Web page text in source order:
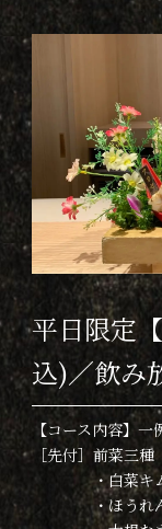
平日限定
込)／飲み
【コース内容】一
［先付］前菜三種
・白菜キ
・ほうれん